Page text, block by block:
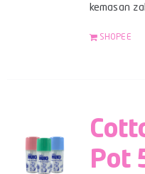
kemasan
SHOPEE
Pot